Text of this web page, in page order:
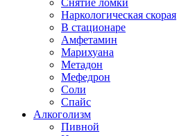
Снятие ломки
Наркологическая скорая
В стационаре
Амфетамин
Марихуана
Метадон
Мефедрон
Соли
Спайс
Алкоголизм
Пивной